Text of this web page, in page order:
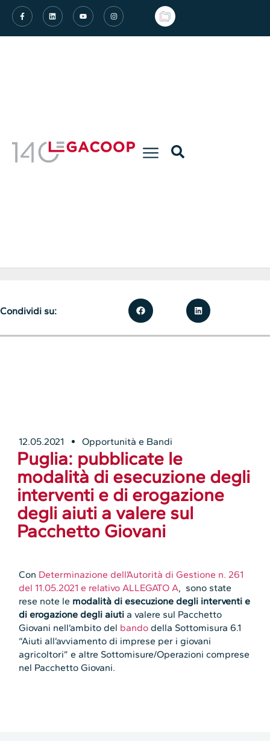
12.05.2021 Opportunità e Bandi
Puglia: pubblicate le
modalità di esecuzione degli
interventi e di erogazione
degli aiuti a valere sul
Pacchetto Giovani
Con Determinazione dell’Autorità di Gestione n. 261
del 11.05.2021 e relativo ALLEGATO A, sono state
rese note le modalità di esecuzione degli interventi e
di erogazione degli aiuti a valere sul Pacchetto
Giovani nell’ambito del bando della Sottomisura 6.1
“Aiuti all’avviamento di imprese per i giovani
agricoltori” e altre Sottomisure/Operazioni comprese
nel Pacchetto Giovani.
Condividi su: